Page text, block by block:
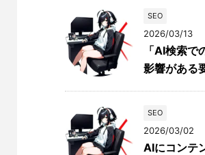
SEO
2026/03/13
「AI検索で
影響がある
SEO
2026/03/02
AIにコンテ